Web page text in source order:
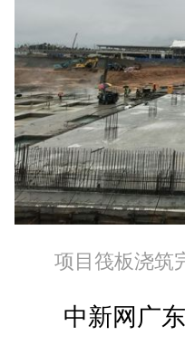
项目筏板浇筑
中新网广东